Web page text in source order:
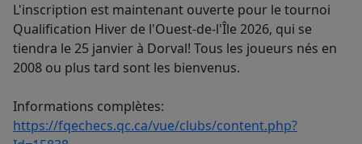
L'inscription est maintenant ouverte pour le tournoi
Qualification Hiver de l'Ouest-de-l'Île 2026, qui se
tiendra le 25 janvier à Dorval! Tous les joueurs nés en
2008 ou plus tard sont les bienvenus.
Informations complètes:
https://fqechecs.qc.ca/vue/clubs/content.php?